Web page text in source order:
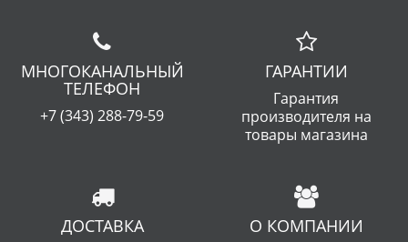
МНОГОКАНАЛЬНЫЙ
ТЕЛЕФОН
+7 (343) 288-79-59
ГАРАНТИИ
Гарантия
производителя на
товары магазина
ДОСТАВКА О КОМПАНИИ